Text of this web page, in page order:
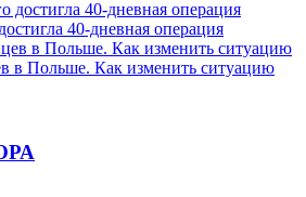
40-дневная операция
в Польше. Как изменить ситуацию